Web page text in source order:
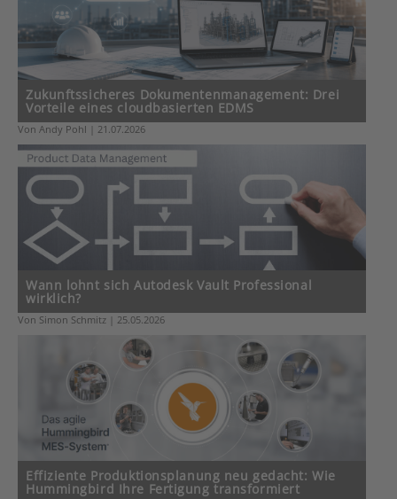
Zukunftssicheres Dokumentenmanagement: Drei
Vorteile eines cloudbasierten EDMS
Von Andy Pohl | 21.07.2026
Wann lohnt sich Autodesk Vault Professional
wirklich?
Von Simon Schmitz | 25.05.2026
Effiziente Produktionsplanung neu gedacht: Wie
Hummingbird Ihre Fertigung transformiert